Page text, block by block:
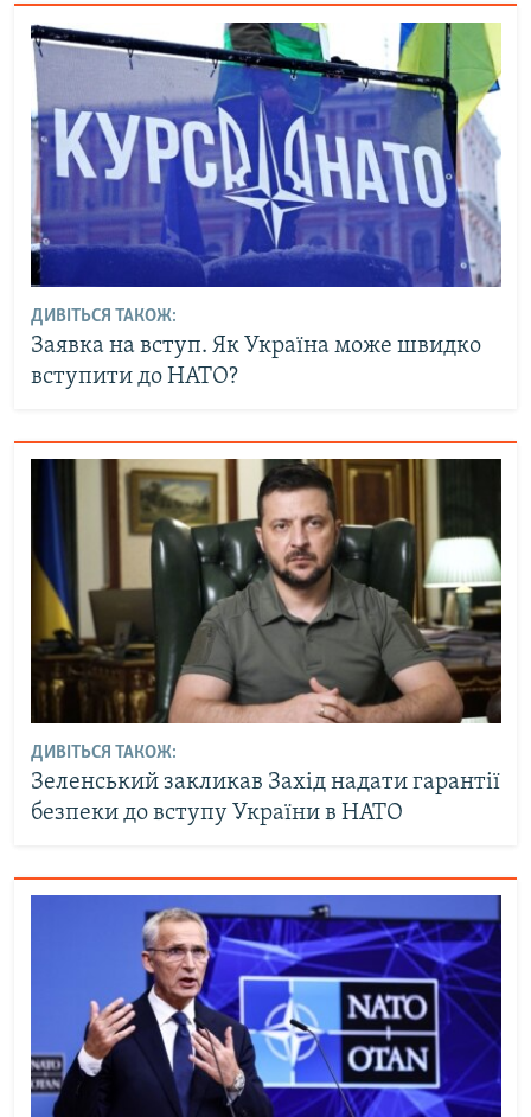
ДИВІТЬСЯ ТАКОЖ:
Заявка на вступ. Як Україна може швидко
вступити до НАТО?
ДИВІТЬСЯ ТАКОЖ:
Зеленський закликав Захід надати гарантії
безпеки до вступу України в НАТО